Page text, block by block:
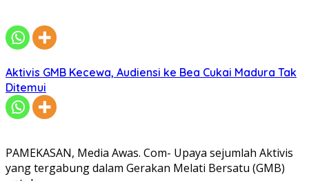
Aktivis GMB Kecewa, Audiensi ke Bea Cukai Madura Tak
Ditemui
PAMEKASAN, Media Awas. Com- Upaya sejumlah Aktivis
yang tergabung dalam Gerakan Melati Bersatu (GMB)